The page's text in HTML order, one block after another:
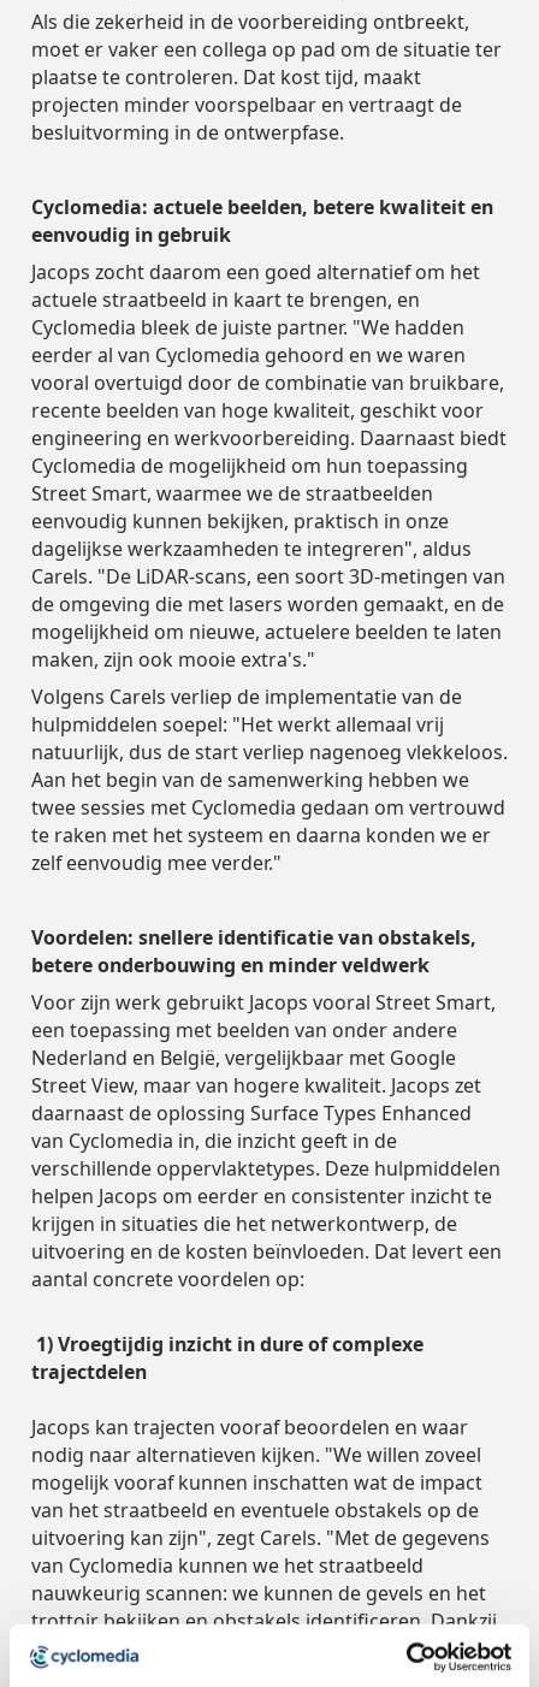
Als die zekerheid in de voorbereiding ontbreekt,
moet er vaker een collega op pad om de situatie ter
plaatse te controleren. Dat kost tijd, maakt
projecten minder voorspelbaar en vertraagt de
besluitvorming in de ontwerpfase.
Cyclomedia: actuele beelden, betere kwaliteit en
eenvoudig in gebruik
Jacops zocht daarom een goed alternatief om het
actuele straatbeeld in kaart te brengen, en
Cyclomedia bleek de juiste partner. "We hadden
eerder al van Cyclomedia gehoord en we waren
vooral overtuigd door de combinatie van bruikbare,
recente beelden van hoge kwaliteit, geschikt voor
engineering en werkvoorbereiding. Daarnaast biedt
Cyclomedia de mogelijkheid om hun toepassing
Street Smart, waarmee we de straatbeelden
eenvoudig kunnen bekijken, praktisch in onze
dagelijkse werkzaamheden te integreren", aldus
Carels. "De LiDAR-scans, een soort 3D-metingen van
de omgeving die met lasers worden gemaakt, en de
mogelijkheid om nieuwe, actuelere beelden te laten
maken, zijn ook mooie extra's."
Volgens Carels verliep de implementatie van de
hulpmiddelen soepel: "Het werkt allemaal vrij
natuurlijk, dus de start verliep nagenoeg vlekkeloos.
Aan het begin van de samenwerking hebben we
twee sessies met Cyclomedia gedaan om vertrouwd
te raken met het systeem en daarna konden we er
zelf eenvoudig mee verder."
Voordelen: snellere identificatie van obstakels,
betere onderbouwing en minder veldwerk
Voor zijn werk gebruikt Jacops vooral Street Smart,
een toepassing met beelden van onder andere
Nederland en België, vergelijkbaar met Google
Street View, maar van hogere kwaliteit. Jacops zet
daarnaast de oplossing Surface Types Enhanced
van Cyclomedia in, die inzicht geeft in de
verschillende oppervlaktetypes. Deze hulpmiddelen
helpen Jacops om eerder en consistenter inzicht te
krijgen in situaties die het netwerkontwerp, de
uitvoering en de kosten beïnvloeden. Dat levert een
aantal concrete voordelen op:
1) Vroegtijdig inzicht in dure of complexe
trajectdelen
Jacops kan trajecten vooraf beoordelen en waar
nodig naar alternatieven kijken. "We willen zoveel
mogelijk vooraf kunnen inschatten wat de impact
van het straatbeeld en eventuele obstakels op de
uitvoering kan zijn", zegt Carels. "Met de gegevens
van Cyclomedia kunnen we het straatbeeld
nauwkeurig scannen: we kunnen de gevels en het
trottoir bekijken en obstakels identificeren. Dankzij
de LiDAR kunnen we ook afstanden nauwkeurig
opmeten. Zo zien we of een bepaald deel van het